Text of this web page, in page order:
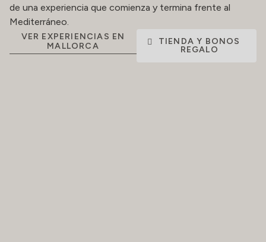
de una experiencia que comienza y termina frente al
Mediterráneo.
VER EXPERIENCIAS EN
MALLORCA
TIENDA Y BONOS
REGALO